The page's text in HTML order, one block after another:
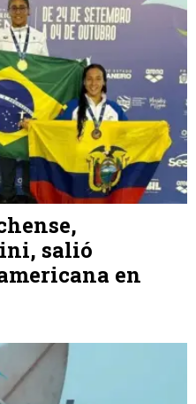
salió
en